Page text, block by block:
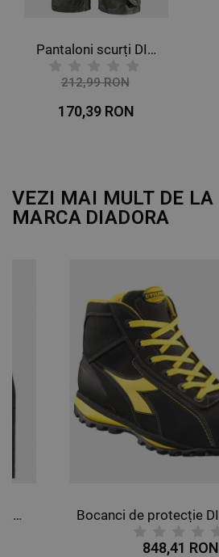
Pantaloni scurți DIADORA BERMUDA POLY CAMO
212,99 RON
170,39 RON
VEZI MAI MULT DE LA
MARCA DIADORA
Bluza termică DIADORA TOP SEAMLESS EVO
848,41 RON